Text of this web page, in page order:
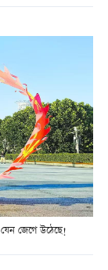
জেগে উঠেছে!